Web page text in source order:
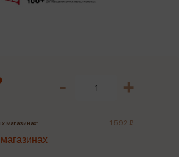
магазинах: 1 592 ₽